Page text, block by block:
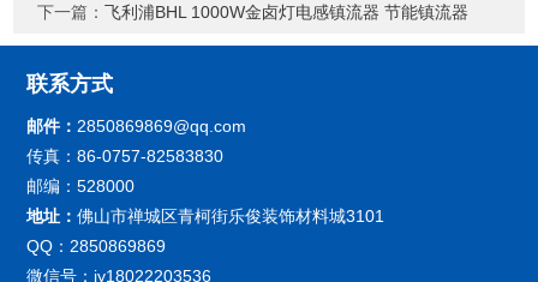
下一篇：飞利浦BHL 1000W金卤灯电感镇流器 节能镇流器
联系方式
邮件： 2850869869@qq.com
传真：86-0757-82583830
邮编：528000
地址：佛山市禅城区青柯街乐俊装饰材料城3101
QQ：2850869869
微信号：jy18022203536